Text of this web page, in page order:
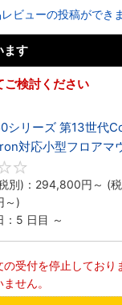
ビューの投稿ができま
ます
ご検討ください
シリーズ 第13世代
対応小型フロアマ
別)： 294,800円 ～ (
～)
：5 日目 ～
の受付を停止しており
せん。